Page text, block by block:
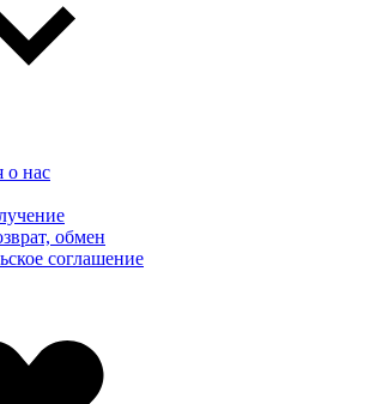
о нас
обмен
соглашение